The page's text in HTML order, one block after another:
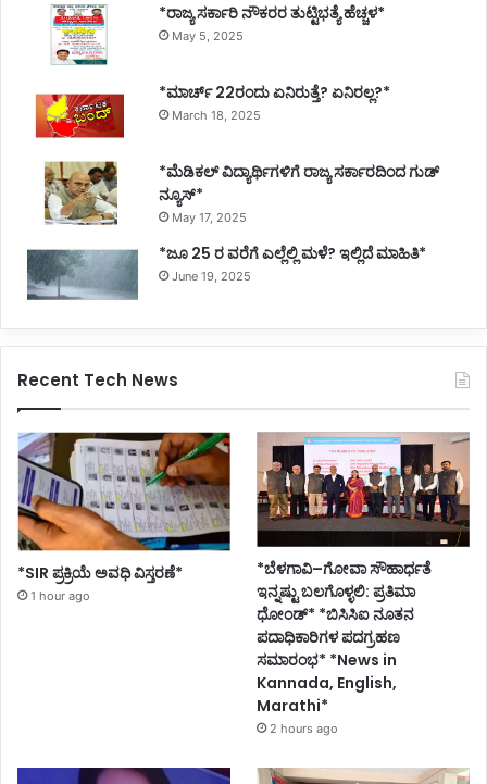
*ರಾಜ್ಯ ಸರ್ಕಾರಿ ನೌಕರರ ತುಟ್ಟಿಭತ್ಯೆ ಹೆಚ್ಚಳ*
May 5, 2025
*ಮಾರ್ಚ್ 22ರಂದು ಏನಿರುತ್ತೆ? ಏನಿರಲ್ಲ?*
March 18, 2025
*ಮೆಡಿಕಲ್ ವಿದ್ಯಾರ್ಥಿಗಳಿಗೆ ರಾಜ್ಯ ಸರ್ಕಾರದಿಂದ ಗುಡ್
ನ್ಯೂಸ್*
May 17, 2025
*ಜೂ 25 ರ ವರೆಗೆ ಎಲ್ಲೆಲ್ಲಿ ಮಳೆ? ಇಲ್ಲಿದೆ ಮಾಹಿತಿ*
June 19, 2025
Recent Tech News
*SIR ಪ್ರಕ್ರಿಯೆ ಅವಧಿ ವಿಸ್ತರಣೆ*
1 hour ago
*ಬೆಳಗಾವಿ–ಗೋವಾ ಸೌಹಾರ್ಧತೆ
ಇನ್ನಷ್ಟು ಬಲಗೊಳ್ಳಲಿ: ಪ್ರತಿಮಾ
ಧೋಂಡ್* *ಬಿಸಿಸಿಐ ನೂತನ
ಪದಾಧಿಕಾರಿಗಳ ಪದಗ್ರಹಣ
ಸಮಾರಂಭ* *News in
Kannada, English,
Marathi*
2 hours ago